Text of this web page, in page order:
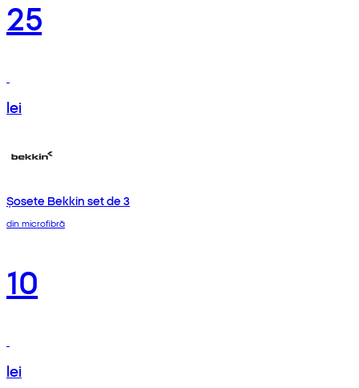
25
lei
Șosete Bekkin set de 3
din microfibră
10
lei